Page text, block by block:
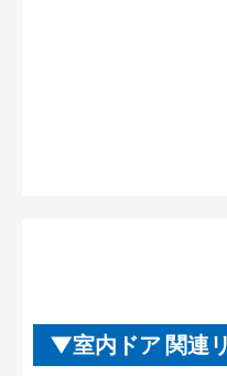
室内ドア 関連